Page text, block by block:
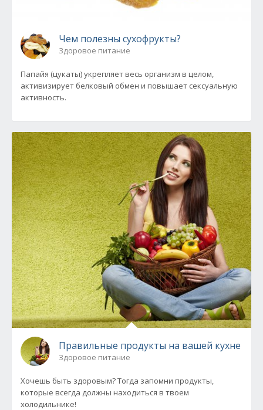
Чем полезны сухофрукты?
Здоровое питание
Папайя (цукаты) укрепляет весь организм в целом,
активизирует белковый обмен и повышает сексуальную
активность.
Правильные продукты на вашей кухне
Здоровое питание
Хочешь быть здоровым? Тогда запомни продукты,
которые всегда должны находиться в твоем
холодильнике!